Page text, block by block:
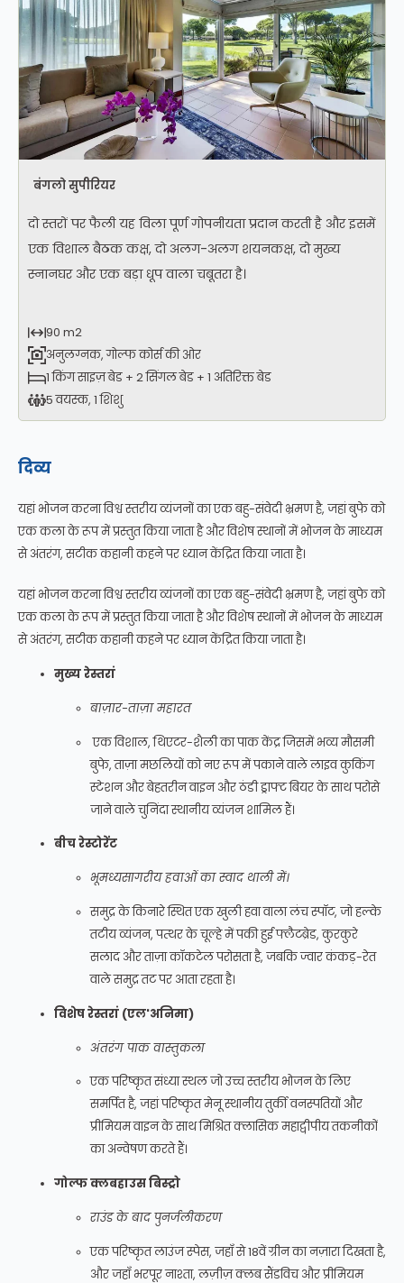
बंगलो सुपीरियर
दो स्तरों पर फैली यह विला पूर्ण गोपनीयता प्रदान करती है और इसमें
एक विशाल बैठक कक्ष, दो अलग-अलग शयनकक्ष, दो मुख्य
स्नानघर और एक बड़ा धूप वाला चबूतरा है।
90 m2
अनुलग्नक, गोल्फ कोर्स की ओर
1 किंग साइज़ बेड + 2 सिंगल बेड + 1 अतिरिक्त बेड
5 वयस्क, 1 शिशु
दिव्य
यहां भोजन करना विश्व स्तरीय व्यंजनों का एक बहु-संवेदी भ्रमण है, जहां बुफे को
एक कला के रूप में प्रस्तुत किया जाता है और विशेष स्थानों में भोजन के माध्यम
से अंतरंग, सटीक कहानी कहने पर ध्यान केंद्रित किया जाता है।
यहां भोजन करना विश्व स्तरीय व्यंजनों का एक बहु-संवेदी भ्रमण है, जहां बुफे को
एक कला के रूप में प्रस्तुत किया जाता है और विशेष स्थानों में भोजन के माध्यम
से अंतरंग, सटीक कहानी कहने पर ध्यान केंद्रित किया जाता है।
मुख्य रेस्तरां
बाज़ार-ताज़ा महारत
एक विशाल, थिएटर-शैली का पाक केंद्र जिसमें भव्य मौसमी
बुफे, ताज़ा मछलियों को नए रूप में पकाने वाले लाइव कुकिंग
स्टेशन और बेहतरीन वाइन और ठंडी ड्राफ्ट बियर के साथ परोसे
जाने वाले चुनिंदा स्थानीय व्यंजन शामिल हैं।
बीच रेस्टोरेंट
भूमध्यसागरीय हवाओं का स्वाद थाली में।
समुद्र के किनारे स्थित एक खुली हवा वाला लंच स्पॉट, जो हल्के
तटीय व्यंजन, पत्थर के चूल्हे में पकी हुई फ्लैटब्रेड, कुरकुरे
सलाद और ताज़ा कॉकटेल परोसता है, जबकि ज्वार कंकड़-रेत
वाले समुद्र तट पर आता रहता है।
विशेष रेस्तरां (एल'अनिमा)
अंतरंग पाक वास्तुकला
एक परिष्कृत संध्या स्थल जो उच्च स्तरीय भोजन के लिए
समर्पित है, जहां परिष्कृत मेनू स्थानीय तुर्की वनस्पतियों और
प्रीमियम वाइन के साथ मिश्रित क्लासिक महाद्वीपीय तकनीकों
का अन्वेषण करते हैं।
गोल्फ क्लबहाउस बिस्ट्रो
राउंड के बाद पुनर्जलीकरण
एक परिष्कृत लाउंज स्पेस, जहाँ से 18वें ग्रीन का नज़ारा दिखता है,
और जहाँ भरपूर नाश्ता, लज़ीज़ क्लब सैंडविच और प्रीमियम